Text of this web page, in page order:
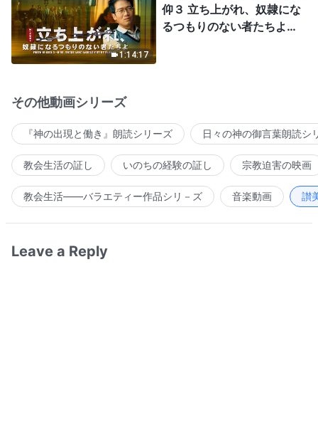
1:14:17
仰３ 立ち上がれ、奴隷にな
るつもりのない者たちよ」
その他動画シリーズ
『神の出現と働き』朗読シリーズ 日々の神の御言葉朗読シ
教会生活の証し いのちの経験の証し 宗教迫害の映画
教会生活――バラエティー作品シリ－ズ 音楽動画 讃
Leave a Reply